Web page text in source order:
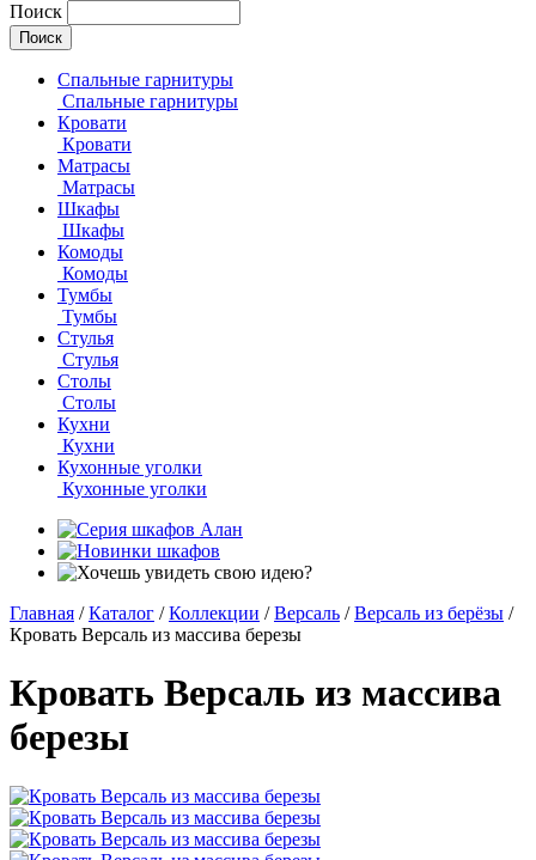
Поиск
Спальные гарнитуры
Спальные гарнитуры
Кровати
Кровати
Матрасы
Матрасы
Шкафы
Шкафы
Комоды
Комоды
Тумбы
Тумбы
Стулья
Стулья
Столы
Столы
Кухни
Кухни
Кухонные уголки
Кухонные уголки
Главная / Каталог / Коллекции / Версаль / Версаль из берёзы /
Кровать Версаль из массива березы
Кровать Версаль из массива
березы